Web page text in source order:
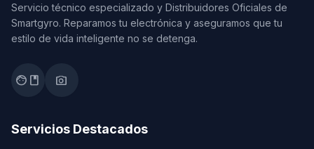
Servicio técnico especializado y Distribuidores Oficiales de
Smartgyro. Reparamos tu electrónica y aseguramos que tu
estilo de vida inteligente no se detenga.
facebook photo_camera
Servicios Destacados